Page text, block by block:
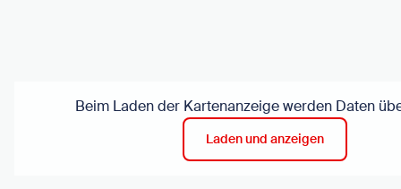
Beim Laden der Kartenanzeige werden Daten
Laden und anzeigen